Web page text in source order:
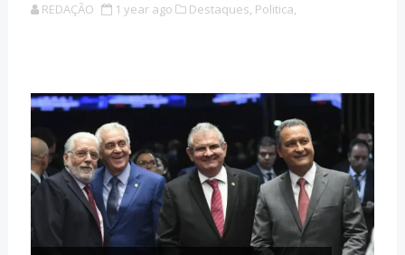
REDAÇÃO 1 year ago Destaques, Politica,